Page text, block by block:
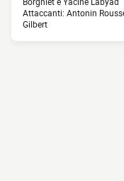
Attaccanti: Antonin
Gilbert